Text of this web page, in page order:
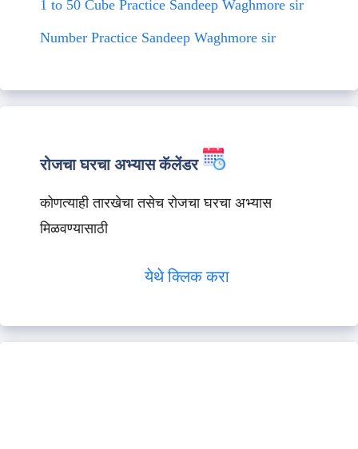
1 to 50 Cube Practice Sandeep Waghmore sir
Number Practice Sandeep Waghmore sir
रोजचा घरचा अभ्यास कॅलेंडर
कोणत्याही तारखेचा तसेच रोजचा घरचा अभ्यास
मिळवण्यासाठी
येथे क्लिक करा